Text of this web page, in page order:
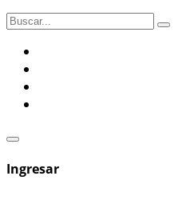
Ingresar